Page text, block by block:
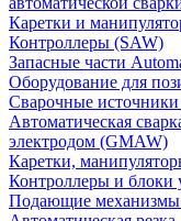
Каретки и
Контроллеры (SAW)
Запасные части
Оборудование для
Сварочные
Автоматическая
электродом (GMAW)
Каретки,
Контроллеры и блоки
Подающие